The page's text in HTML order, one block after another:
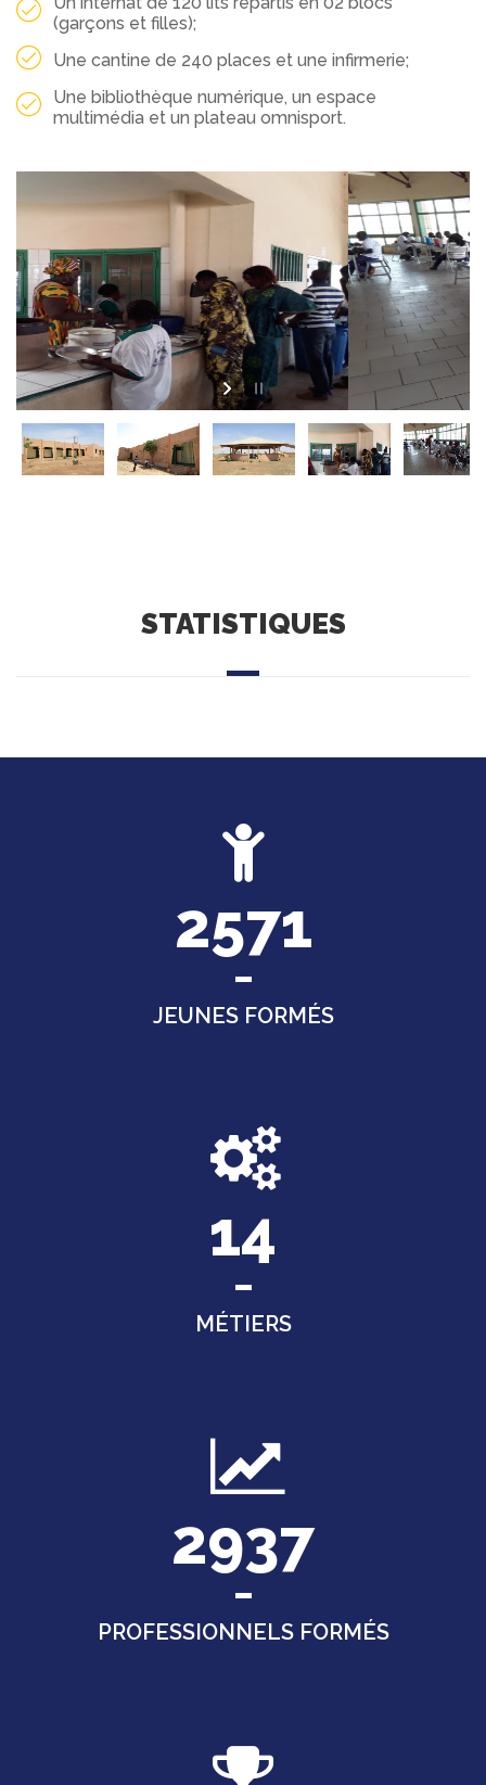
(garçons et filles);
Une cantine de 240 places et une infirmerie;
Une bibliothèque numérique, un espace
multimédia et un plateau omnisport.
STATISTIQUES
2571
JEUNES FORMÉS
14
MÉTIERS
2937
PROFESSIONNELS FORMÉS